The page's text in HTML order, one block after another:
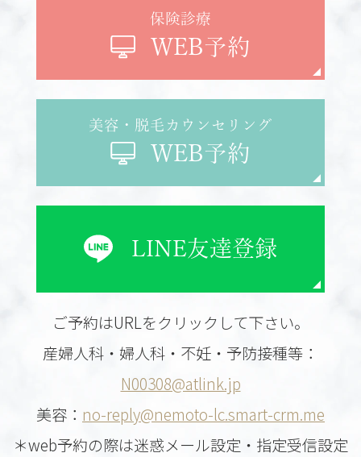
保険診療
WEB予約
美容・脱毛カウンセリング
WEB予約
LINE友達登録
ご予約はURLをクリックして下さい。
産婦人科・婦人科・不妊・予防接種等：
N00308@atlink.jp
美容： no-reply@nemoto-lc.smart-crm.me
＊web予約の際は迷惑メール設定・指定受信設定